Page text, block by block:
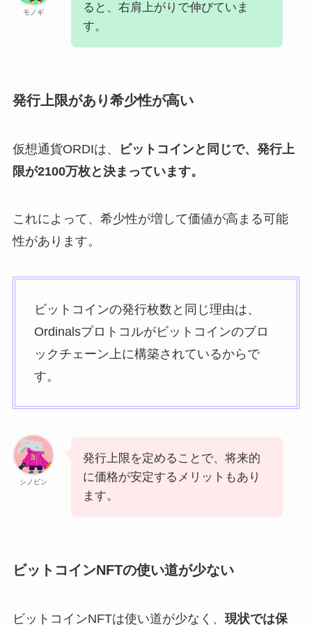
モノギ
ると、右肩上がりで伸びていま
す。
発行上限があり希少性が高い
仮想通貨ORDIは、
ビットコインと同じで、発行上
限が2100万枚と決まっています。
これによって、希少性が増して価値が高まる可能
性があります。
ビットコインの発行枚数と同じ理由は、
Ordinalsプロトコルがビットコインのブロ
ックチェーン上に構築されているからで
す。
シノビン
発行上限を定めることで、将来的
に価格が安定するメリットもあり
ます。
ビットコインNFTの使い道が少ない
ビットコインNFTは使い道が少なく、 現状では保